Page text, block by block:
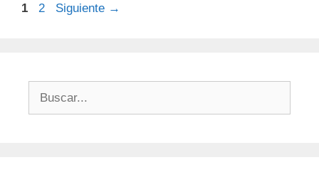
1 2 Siguiente →